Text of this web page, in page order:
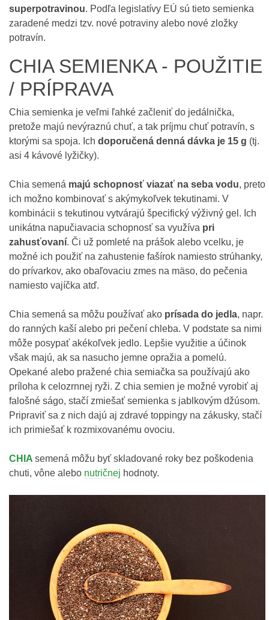
superpotravinou. Podľa legislatívy EÚ sú tieto semienka
zaradené medzi tzv. nové potraviny alebo nové zložky
potravín.
CHIA SEMIENKA - POUŽITIE
/ PRÍPRAVA
Chia semienka je veľmi ľahké začleniť do jedálnička,
pretože majú nevýraznú chuť, a tak príjmu chuť potravín, s
ktorými sa spoja. Ich doporučená denná dávka je 15 g (tj.
asi 4 kávové lyžičky).
Chia semená majú schopnosť viazať na seba vodu, preto
ich možno kombinovať s akýmykoľvek tekutinami. V
kombinácii s tekutinou vytvárajú špecifický výživný gel. Ich
unikátna napučiavacia schopnosť sa využíva pri
zahusťovaní. Či už pomleté na prášok alebo vcelku, je
možné ich použiť na zahustenie fašírok namiesto strúhanky,
do prívarkov, ako obaľovaciu zmes na mäso, do pečenia
namiesto vajíčka atď.
Chia semená sa môžu používať ako prísada do jedla, napr.
do ranných kaší alebo pri pečení chleba. V podstate sa nimi
môže posypať akékoľvek jedlo. Lepšie využitie a účinok
však majú, ak sa nasucho jemne opražia a pomelú.
Opekané alebo pražené chia semiačka sa používajú ako
príloha k celozrnnej ryži. Z chia semien je možné vyrobiť aj
falošné ságo, stačí zmiešať semienka s jablkovým džúsom.
Pripraviť sa z nich dajú aj zdravé toppingy na zákusky, stačí
ich primiešať k rozmixovanému ovociu.
CHIA semená môžu byť skladované roky bez poškodenia
chuti, vône alebo nutričnej hodnoty.